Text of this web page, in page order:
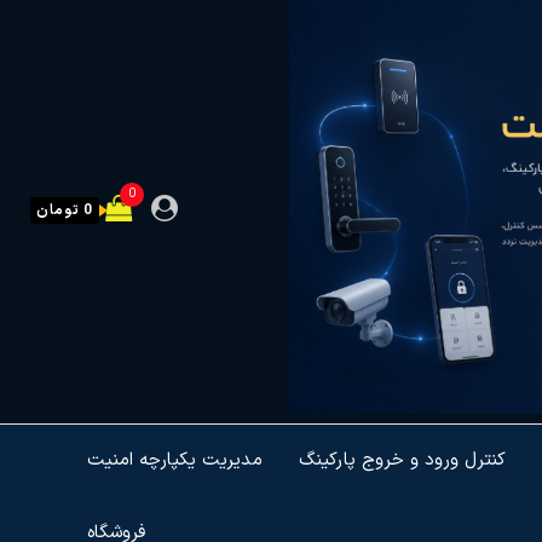
0
0 تومان
مدیریت یکپارچه امنیت کنترل ورود و خروج پارکینگ
فروشگاه